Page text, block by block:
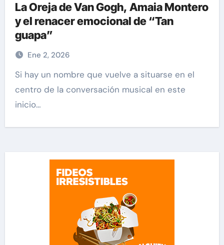
La Oreja de Van Gogh, Amaia Montero
y el renacer emocional de “Tan
guapa”
Ene 2, 2026
Si hay un nombre que vuelve a situarse en el
centro de la conversación musical en este
inicio…